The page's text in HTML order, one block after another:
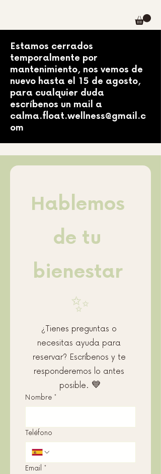
Estamos cerrados
temporalmente por
mantenimiento, nos vemos de
nuevo hasta el 15 de agosto,
para cualquier duda
escríbenos un mail a
calma.float.wellness@gmail.c
om
Hablemos
de tu
bienestar
✨
¿Tienes preguntas o
necesitas ayuda para
reservar? Escríbenos y te
responderemos lo antes
posible. 💙
Nombre *
Teléfono
Email *